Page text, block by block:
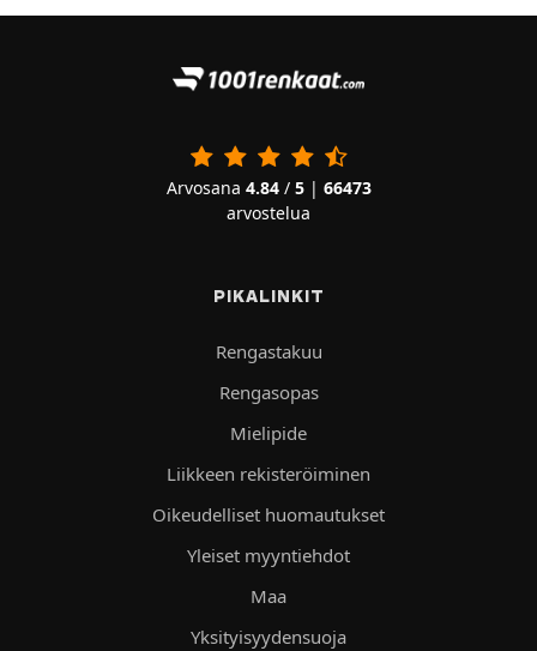
Arvosana 4.84/ 5| 66473
arvostelua
PIKALINKIT
Rengastakuu
Rengasopas
Mielipide
Liikkeen rekisteröiminen
Oikeudelliset huomautukset
Yleiset myyntiehdot
Maa
Yksityisyydensuoja